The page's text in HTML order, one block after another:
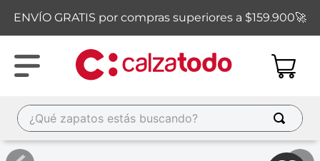
ENVÍO GRATIS por compras superiores a $159.900🚀
¿Qué zapatos estás buscando?
TÉRMINOS MÁS BUSCADOS